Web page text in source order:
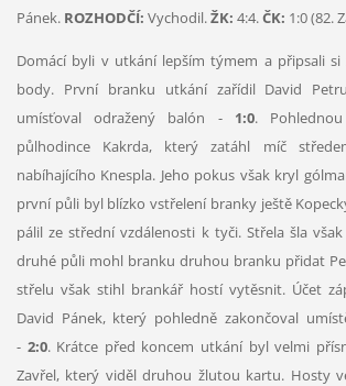
Pánek. ROZHODČÍ: Vychodil.ŽK: 4:4.ČK: 1:0 (82.
Domácí byli v utkání lepším týmem a připsali si
body. První branku utkání zařídil David
umísťoval odražený balón - 1:0.
půlhodince Kakrda, který zatáhl míč
nabíhajícího Knespla. Jeho pokus však kryl
první půli byl blízko vstřelení branky ještě
pálil ze střední vzdálenosti k tyči. Střela šla
druhé půli mohl branku druhou branku přidat
střelu však stihl brankář hostí vytěsnit. Účet
David Pánek, který pohledně zakončoval
- 2:0. Krátce před koncem utkání byl velmi
Zavřel, který viděl druhou žlutou kartu. Hosty